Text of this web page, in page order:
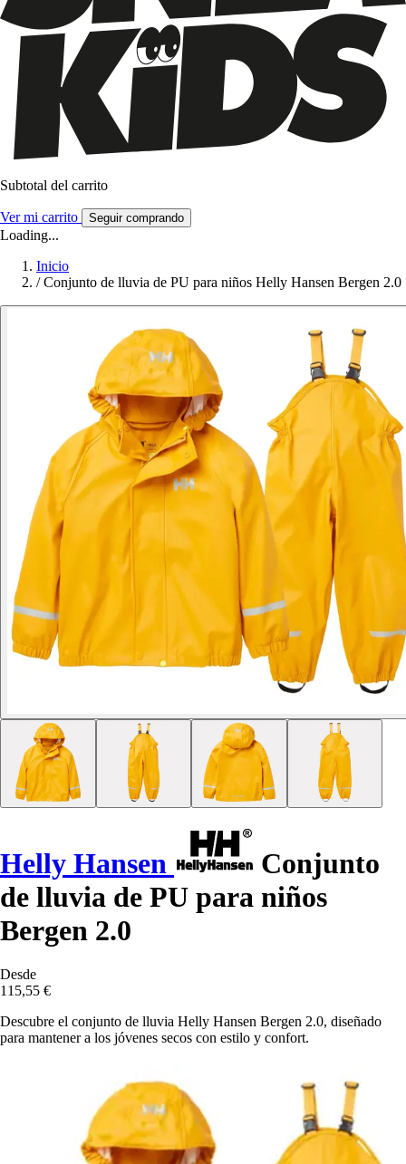
Subtotal del carrito
Ver mi carrito Seguir comprando
Loading...
Inicio
/ Conjunto de lluvia de PU para niños Helly Hansen Bergen 2.0
Helly Hansen
Conjunto
de lluvia de PU para niños
Bergen 2.0
Desde
115,55 €
Descubre el conjunto de lluvia Helly Hansen Bergen 2.0, diseñado
para mantener a los jóvenes secos con estilo y confort.